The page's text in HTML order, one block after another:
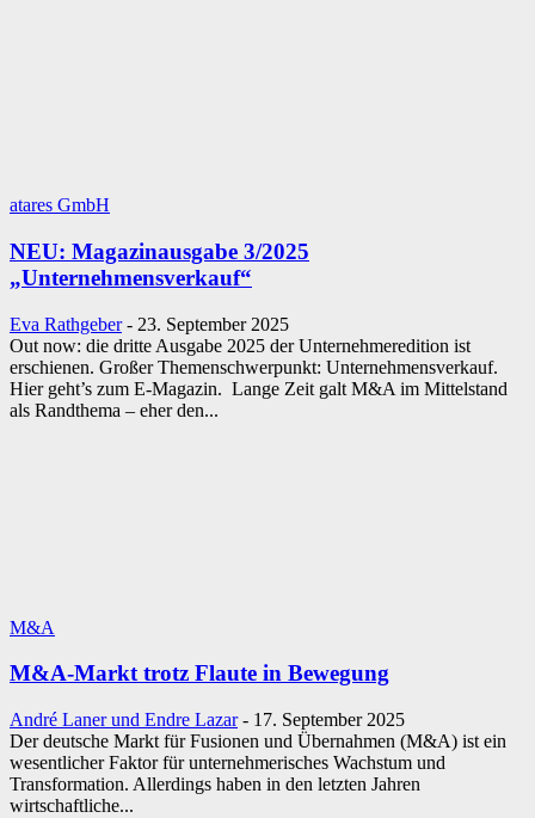
atares GmbH
NEU: Magazinausgabe 3/2025
„Unternehmensverkauf“
Eva Rathgeber - 23. September 2025
Out now: die dritte Ausgabe 2025 der Unternehmeredition ist
erschienen. Großer Themenschwerpunkt: Unternehmensverkauf.
Hier geht’s zum E-Magazin. Lange Zeit galt M&A im Mittelstand
als Randthema – eher den...
M&A
M&A-Markt trotz Flaute in Bewegung
André Laner und Endre Lazar - 17. September 2025
Der deutsche Markt für Fusionen und Übernahmen (M&A) ist ein
wesentlicher Faktor für unternehmerisches Wachstum und
Transformation. Allerdings haben in den letzten Jahren
wirtschaftliche...